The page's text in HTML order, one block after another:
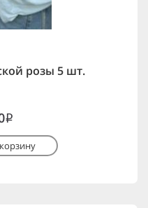
розы 5 шт.
i